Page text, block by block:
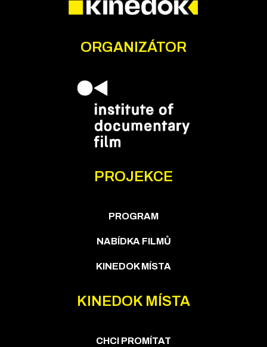
ORGANIZÁTOR
PROJEKCE
PROGRAM
NABÍDKA FILMŮ
KINEDOK MÍSTA
KINEDOK MÍSTA
CHCI PROMÍTAT